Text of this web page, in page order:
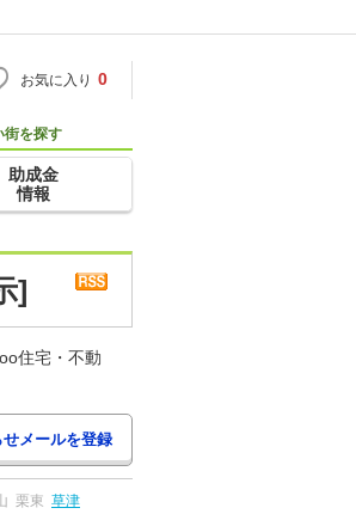
お気に入り 0
街を探す
助成金
情報
]
住宅・不動
栗東 草津